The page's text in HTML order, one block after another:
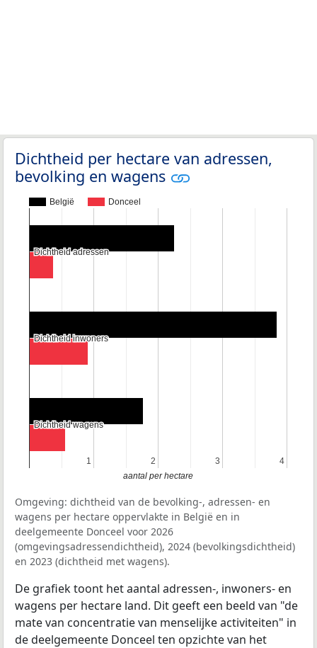
Dichtheid per hectare van adressen,
bevolking en wagens
België Donceel
1
1 2
2 3
3 4
4
Dichtheid adressen
Dichtheid adressen
Dichtheid inwoners
Dichtheid inwoners
Dichtheid wagens
Dichtheid wagens
aantal per hectare
Omgeving: dichtheid van de bevolking-, adressen- en
wagens per hectare oppervlakte in België en in
deelgemeente Donceel voor 2026
(omgevingsadressendichtheid), 2024 (bevolkingsdichtheid)
en 2023 (dichtheid met wagens).
De grafiek toont het aantal adressen-, inwoners- en
wagens per hectare land. Dit geeft een beeld van "de
mate van concentratie van menselijke activiteiten" in
de deelgemeente Donceel ten opzichte van het